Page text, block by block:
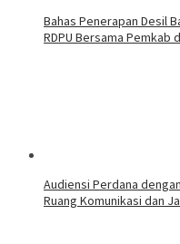
Bahas Penerapan Desil
RDPU Bersama Pemkab
Audiensi Perdana
Ruang Komunikasi dan